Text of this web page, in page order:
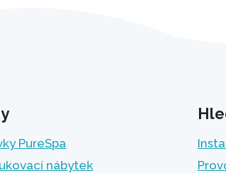
PureSpa
nábytek